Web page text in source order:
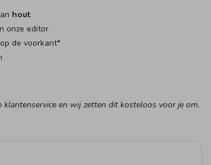
hout
onze editor
de voorkant*
en wij zetten dit kosteloos voor je om.